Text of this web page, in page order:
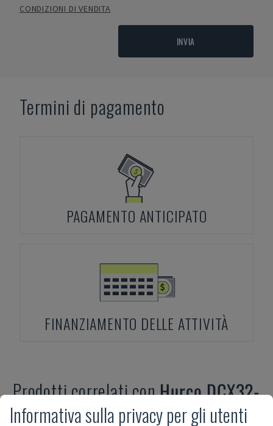
CONDIZIONI DI VENDITA
INVIA
Termini di pagamento
PAGAMENTO ANTICIPATO
FINANZIAMENTO DELLE ATTIVITÀ
Prodotti correlati conHurcoDCX32-
5Si
Informativa sulla privacy per gli utenti